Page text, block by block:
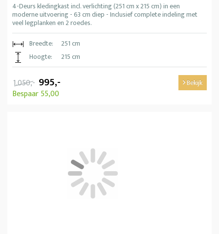
4-Deurs kledingkast incl. verlichting (251 cm x 215 cm) in een
moderne uitvoering - 63 cm diep - Inclusief complete indeling met
veel legplanken en 2 roedes.
Breedte:
251 cm
Hoogte:
215 cm
1.050,- 995,-
Bespaar 55,00
Bekijk